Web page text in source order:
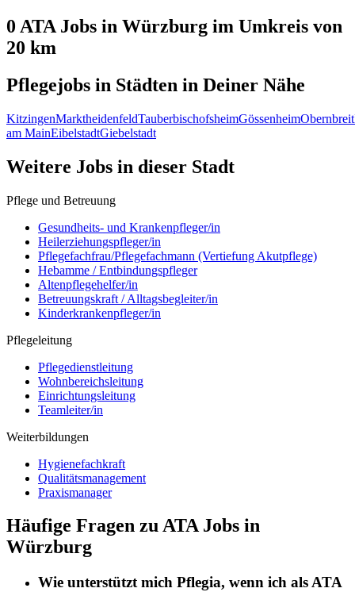
0 ATA Jobs in Würzburg im Umkreis von
20 km
Pflegejobs in Städten in Deiner Nähe
KitzingenMarktheidenfeldTauberbischofsheimGössenheimObernbreit
am MainEibelstadtGiebelstadt
Weitere Jobs in dieser Stadt
Pflege und Betreuung
Gesundheits- und Krankenpfleger/in
Heilerziehungspfleger/in
Pflegefachfrau/Pflegefachmann (Vertiefung Akutpflege)
Hebamme / Entbindungspfleger
Altenpflegehelfer/in
Betreuungskraft / Alltagsbegleiter/in
Kinderkrankenpfleger/in
Pflegeleitung
Pflegedienstleitung
Wohnbereichsleitung
Einrichtungsleitung
Teamleiter/in
Weiterbildungen
Hygienefachkraft
Qualitätsmanagement
Praxismanager
Häufige Fragen zu ATA Jobs in
Würzburg
Wie unterstützt mich Pflegia, wenn ich alsATA